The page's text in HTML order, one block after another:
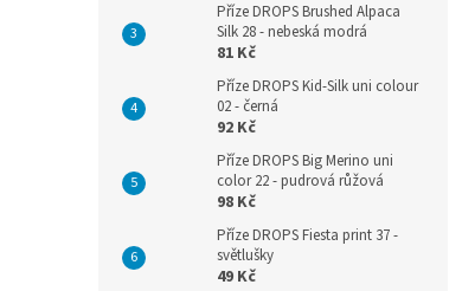
Příze DROPS Brushed Alpaca
Silk 28 - nebeská modrá
81 Kč
Příze DROPS Kid-Silk uni colour
02 - černá
92 Kč
Příze DROPS Big Merino uni
color 22 - pudrová růžová
98 Kč
Příze DROPS Fiesta print 37 -
světlušky
49 Kč